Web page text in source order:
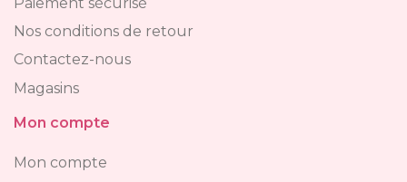
Paiement sécurisé
Nos conditions de retour
Contactez-nous
Magasins
Mon compte
Mon compte